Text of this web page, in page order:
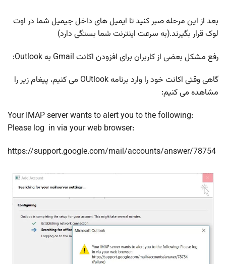
بعد از این مرحله صبر کنید تا ایمیل های داخل جیمیل شما در اوت
لوک قرار بگیرند.(به سرعت اینترنت شما بستگی دارد)
رفع مشکل بعضی از کاربران برای افزودن اکانت Gmail به Outlook:
گاهی وقتی اکانت خود را وارد برنامه OUtlook می کنیم، پیغام زیر را
مشاهده می کنیم:
Your IMAP server wants to alert you to the following:
Please log in via your web browser:
https://support.google.com/mail/accounts/answer/78754